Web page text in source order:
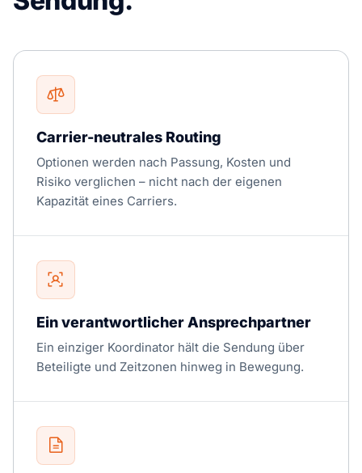
Carrier-neutrales Routing
Optionen werden nach Passung, Kosten und
Risiko verglichen – nicht nach der eigenen
Kapazität eines Carriers.
Ein verantwortlicher Ansprechpartner
Ein einziger Koordinator hält die Sendung über
Beteiligte und Zeitzonen hinweg in Bewegung.